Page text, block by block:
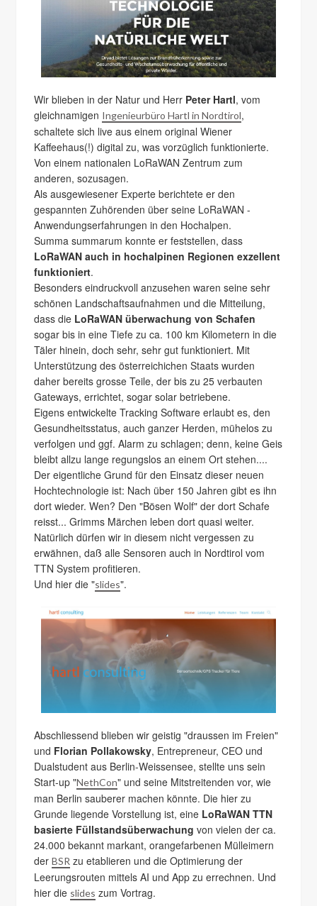
Wir blieben in der Natur und Herr Peter Hartl, vom
gleichnamigen Ingenieurbüro Hartl in Nordtirol,
schaltete sich live aus einem original Wiener
Kaffeehaus(!) digital zu, was vorzüglich funktionierte.
Von einem nationalen LoRaWAN Zentrum zum
anderen, sozusagen.
Als ausgewiesener Experte berichtete er den
gespannten Zuhörenden über seine LoRaWAN -
Anwendungserfahrungen in den Hochalpen.
Summa summarum konnte er feststellen, dass
LoRaWAN auch in hochalpinen Regionen exzellent
funktioniert.
Besonders eindruckvoll anzusehen waren seine sehr
schönen Landschaftsaufnahmen und die Mitteilung,
dass die LoRaWAN überwachung von Schafen
sogar bis in eine Tiefe zu ca. 100 km Kilometern in die
Täler hinein, doch sehr, sehr gut funktioniert. Mit
Unterstützung des österreichichen Staats wurden
daher bereits grosse Teile, der bis zu 25 verbauten
Gateways, errichtet, sogar solar betriebene.
Eigens entwickelte Tracking Software erlaubt es, den
Gesundheitsstatus, auch ganzer Herden, mühelos zu
verfolgen und ggf. Alarm zu schlagen; denn, keine Geis
bleibt allzu lange regungslos an einem Ort stehen....
Der eigentliche Grund für den Einsatz dieser neuen
Hochtechnologie ist: Nach über 150 Jahren gibt es ihn
dort wieder. Wen? Den "Bösen Wolf" der dort Schafe
reisst... Grimms Märchen leben dort quasi weiter.
Natürlich dürfen wir in diesem nicht vergessen zu
erwähnen, daß alle Sensoren auch in Nordtirol vom
TTN System profitieren.
Und hier die "slides".
Abschliessend blieben wir geistig "draussen im Freien"
und Florian Pollakowsky, Entrepreneur, CEO und
Dualstudent aus Berlin-Weissensee, stellte uns sein
Start-up "NethCon" und seine Mitstreitenden vor, wie
man Berlin sauberer machen könnte. Die hier zu
Grunde liegende Vorstellung ist, eine LoRaWAN TTN
basierte Füllstandsüberwachung von vielen der ca.
24.000 bekannt markant, orangefarbenen Mülleimern
derBSR zu etablieren und die Optimierung der
Leerungsrouten mittels AI und App zu errechnen. Und
hier die slides zum Vortrag.